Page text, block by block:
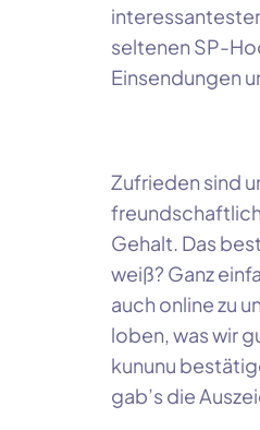
seltenen SP-
Einsendungen
Zufrieden sind
Gehalt. Das
weiß? Ganz
auch online zu
loben, was wir
kununu
gab’s die